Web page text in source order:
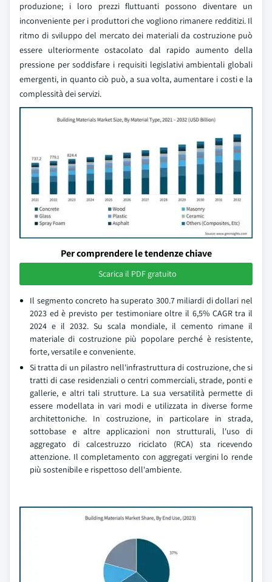
produzione; i loro prezzi fluttuanti possono diventare un
inconveniente per i produttori che vogliono rimanere redditizi. Il
ritmo di sviluppo del mercato dei materiali da costruzione può
essere ulteriormente ostacolato dal rapido aumento della
pressione per soddisfare i requisiti legislativi ambientali globali
emergenti, in quanto ciò può, a sua volta, aumentare i costi e la
complessità dei servizi.
Per comprendere le tendenze chiave
Scarica il PDF gratuito
Il segmento concreto ha superato 300.7 miliardi di dollari nel
2023 ed è previsto per testimoniare oltre il 6,5% CAGR tra il
2024 e il 2032. Su scala mondiale, il cemento rimane il
materiale di costruzione più popolare perché è resistente,
forte, versatile e conveniente.
Si tratta di un pilastro nell'infrastruttura di costruzione, che si
tratti di case residenziali o centri commerciali, strade, ponti e
gallerie, e altri tali strutture. La sua versatilità permette di
essere modellata in vari modi e utilizzata in diverse forme
architettoniche. In costruzione, in particolare in strada,
sottobase e altre applicazioni non strutturali, l'uso di
aggregato di calcestruzzo riciclato (RCA) sta ricevendo
attenzione. Il completamento con aggregati vergini lo rende
più sostenibile e rispettoso dell'ambiente.